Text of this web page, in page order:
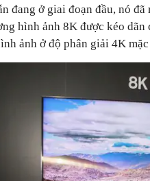
đang ở giai đoạn đầu, nó
hình ảnh 8K được kéo
ảnh ở độ phân giải 4K